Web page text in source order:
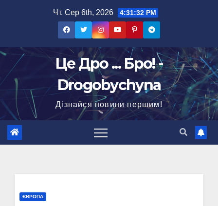
Чт. Сер 6th, 2026 4:31:33 PM
Це Дро ... Бро! -
Drogobychyna
Дізнайся новини першим!
ЄВРОПА